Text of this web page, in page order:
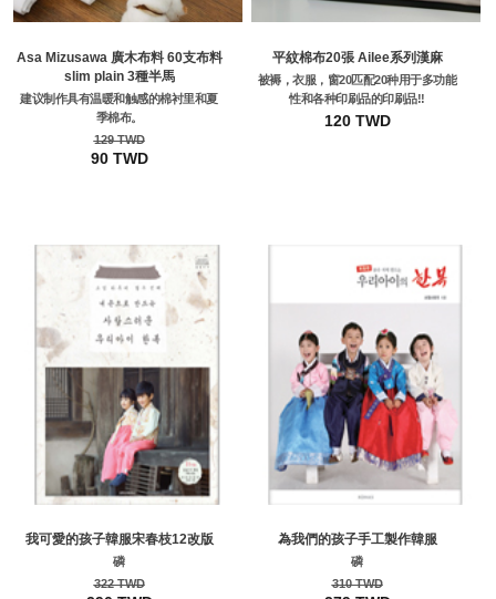
Asa Mizusawa 廣木布料 60支布料
slim plain 3種半馬
建议制作具有温暖和触感的棉衬里和夏
季棉布。
129 TWD
90 TWD
平紋棉布20張 Ailee系列漢麻
被褥，衣服，窗20匹配20种用于多功能
性和各种印刷品的印刷品!!
120 TWD
我可愛的孩子韓服宋春枝12改版
磷
322 TWD
為我們的孩子手工製作韓服
磷
310 TWD